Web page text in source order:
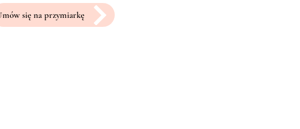
się na przymiarkę